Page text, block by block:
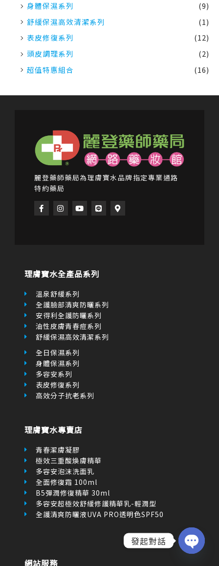
身體保濕系列
(9)
舒緩保濕高效清潔系列
(1)
表皮修復系列
(12)
頭皮調理系列
(2)
超值特惠組合
(16)
麗登藥師藥局為理膚寶水品牌指定專業通路
特約藥局
F
a
c
f
I
n
s
Y
o
u
L
i
n
M
a
p
理膚寶水全產品系列
溫泉舒緩系列
全護臉部清爽防曬系列
安得利全護防曬系列
油性皮膚青春痘系列
舒緩保濕高效清潔系列
全日保濕系列
身體保濕系列
多容安系列
表皮修復系列
高效分子抗老系列
理膚寶水專賣店
青春潔膚凝膠
極效三重酸煥膚精華
多容安泡沫洗面乳
全面修復霜 100ml
B5彈潤修復精華 30ml
多容安超極效舒緩修護精華乳-輕潤型
全護清爽防曬液UVA PRO透明色SPF50
網站服務
發起對話
OPEN